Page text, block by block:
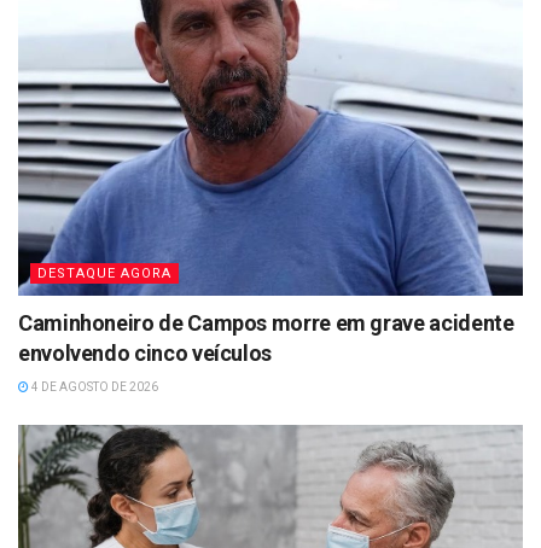
DESTAQUE AGORA
Caminhoneiro de Campos morre em grave acidente
envolvendo cinco veículos
4 DE AGOSTO DE 2026